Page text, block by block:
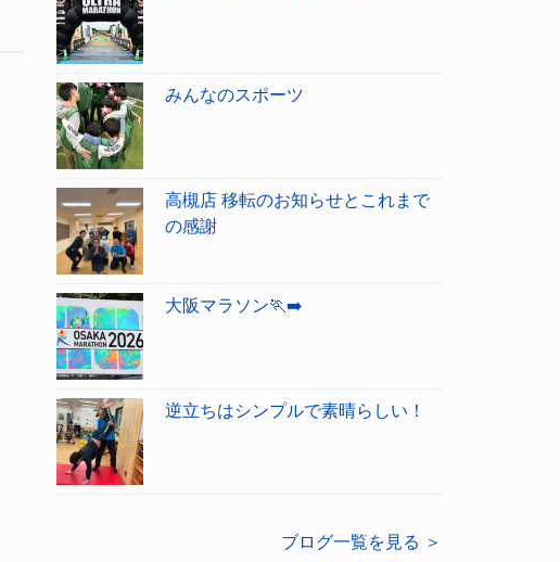
みんなのスポーツ
高槻店 移転のお知らせとこれまで
の感謝
大阪マラソン🏃‍➡️
逆立ちはシンプルで素晴らしい！
ブログ一覧を見る ＞